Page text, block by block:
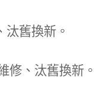
汰舊換新。
修、汰舊換新。